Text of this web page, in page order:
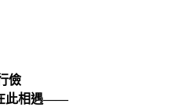
儉
此相遇——